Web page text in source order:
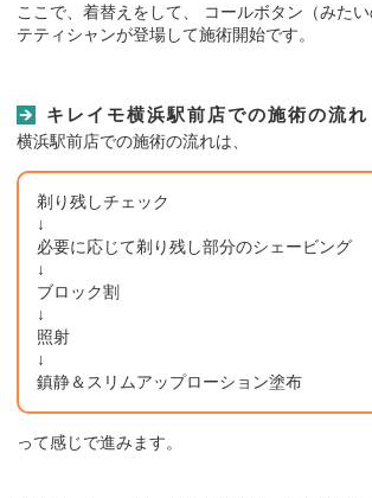
ここで、着替えをして、 コールボタン（みた
テティシャンが登場して施術開始です。
キレイモ横浜駅前店での施術の流れ
横浜駅前店での施術の流れは、
剃り残しチェック
↓
必要に応じて剃り残し部分のシェービング
↓
ブロック割
↓
照射
↓
鎮静＆スリムアップローション塗布
って感じで進みます。